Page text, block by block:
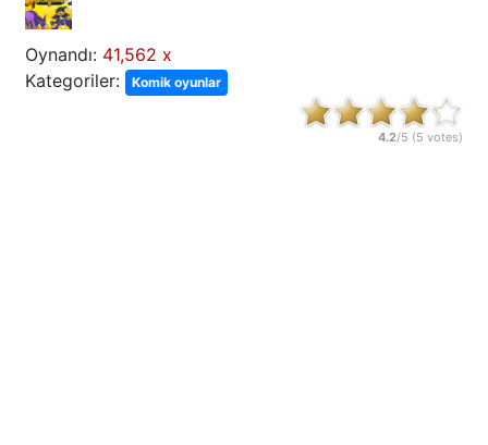
Oynandı: 41,562 x
Kategoriler:
Komik oyunlar
4.2/5 (5 votes)